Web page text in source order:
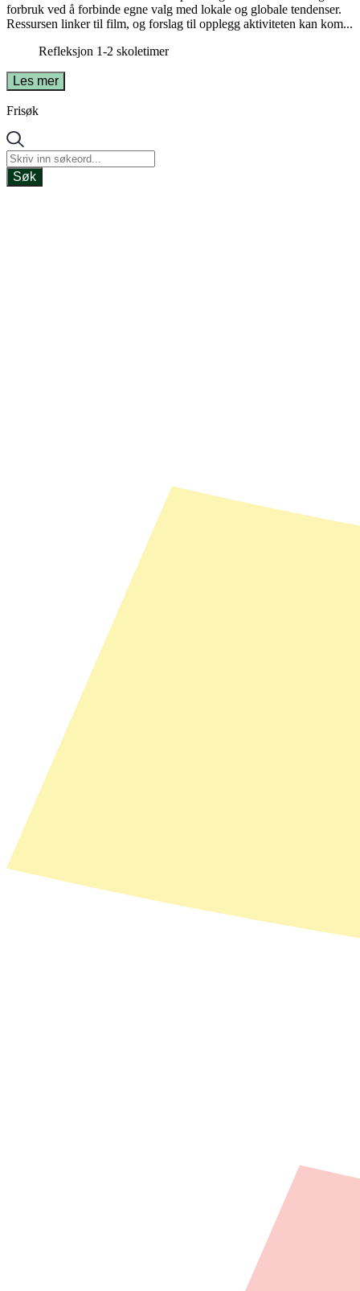
forbruk ved å forbinde egne valg med lokale og globale tendenser.
Ressursen linker til film, og forslag til opplegg aktiviteten kan kom...
Refleksjon 1-2 skoletimer
Les mer
Frisøk
Søk